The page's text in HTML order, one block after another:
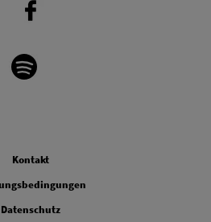
Kontakt
Datenschutz